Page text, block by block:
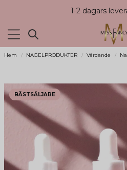
1-2 dagars
Hem NAGELPRODUKTER Vårdande
BÄSTSÄLJARE